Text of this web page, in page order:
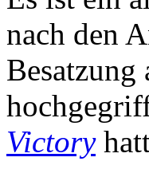
nach den
Besatzung
Victory